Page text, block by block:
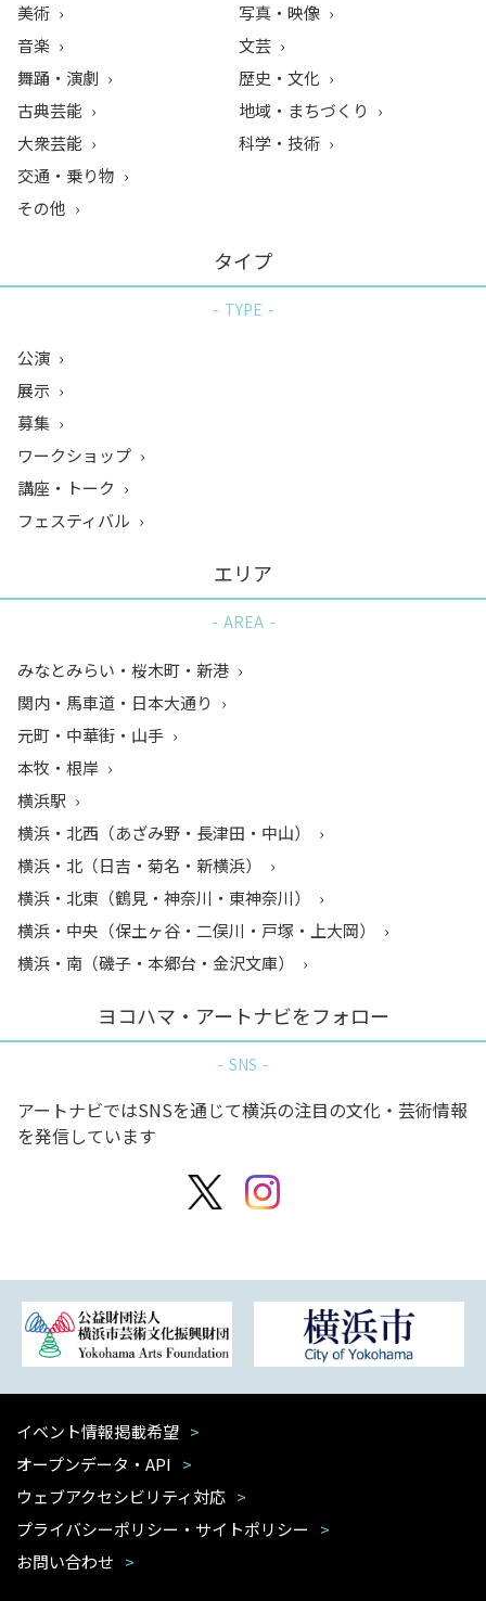
美術
音楽
舞踊・演劇
古典芸能
大衆芸能
写真・映像
文芸
歴史・文化
地域・まちづくり
科学・技術
交通・乗り物
その他
タイプ
TYPE
公演
展示
募集
ワークショップ
講座・トーク
フェスティバル
エリア
AREA
みなとみらい・桜木町・新港
関内・馬車道・日本大通り
元町・中華街・山手
本牧・根岸
横浜駅
横浜・北西（あざみ野・長津田・中山）
横浜・北（日吉・菊名・新横浜）
横浜・北東（鶴見・神奈川・東神奈川）
横浜・中央（保土ヶ谷・二俣川・戸塚・上大岡）
横浜・南（磯子・本郷台・金沢文庫）
ヨコハマ・アートナビをフォロー
SNS
アートナビではSNSを通じて横浜の注目の文化・芸術情報
を発信しています
イベント情報掲載希望
オープンデータ・API
ウェブアクセシビリティ対応
プライバシーポリシー・サイトポリシー
お問い合わせ